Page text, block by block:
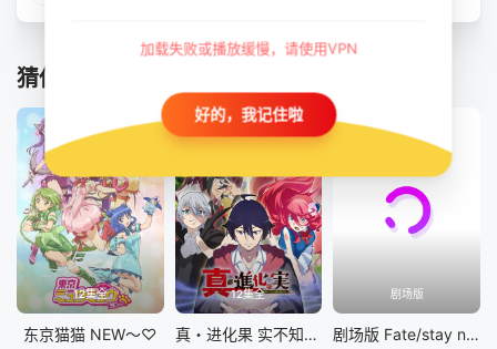
猜你喜欢
12集全
东京猫猫 NEW～♡
12集全
真・进化果 实不知不觉踏上胜利的人生
剧场版
剧场版 Fate/stay night [Heaven&#039;s Feel] III.spring song
加载失败或播放缓慢，请使用VPN
好的，我记住啦